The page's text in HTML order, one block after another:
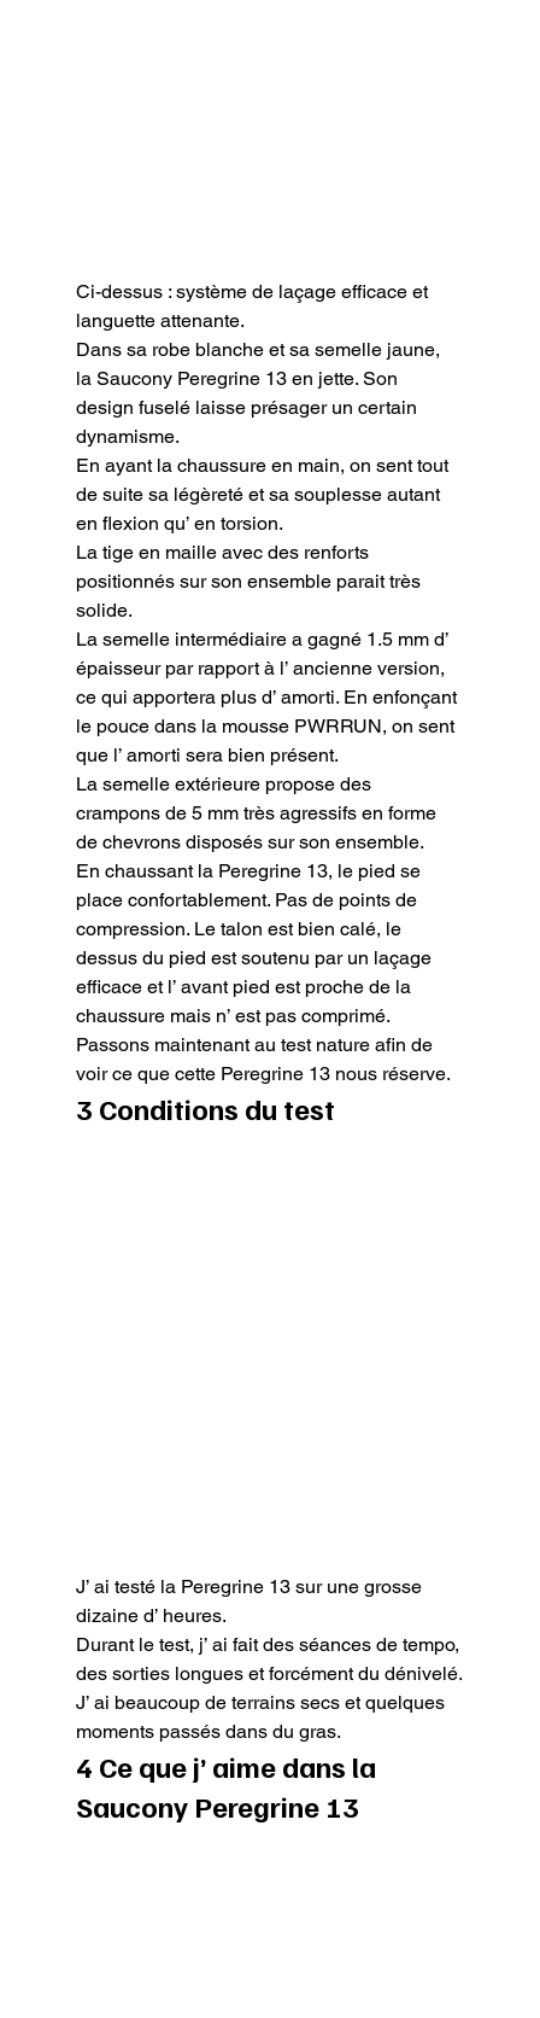
Ci-dessus : système de laçage efficace et
languette attenante.
Dans sa robe blanche et sa semelle jaune,
la Saucony Peregrine 13 en jette. Son
design fuselé laisse présager un certain
dynamisme.
En ayant la chaussure en main, on sent tout
de suite sa légèreté et sa souplesse autant
en flexion qu’ en torsion.
La tige en maille avec des renforts
positionnés sur son ensemble parait très
solide.
La semelle intermédiaire a gagné 1.5 mm d’
épaisseur par rapport à l’ ancienne version,
ce qui apportera plus d’ amorti. En enfonçant
le pouce dans la mousse PWRRUN, on sent
que l’ amorti sera bien présent.
La semelle extérieure propose des
crampons de 5 mm très agressifs en forme
de chevrons disposés sur son ensemble.
En chaussant la Peregrine 13, le pied se
place confortablement. Pas de points de
compression. Le talon est bien calé, le
dessus du pied est soutenu par un laçage
efficace et l’ avant pied est proche de la
chaussure mais n’ est pas comprimé.
Passons maintenant au test nature afin de
voir ce que cette Peregrine 13 nous réserve.
3 Conditions du test
J’ ai testé la Peregrine 13 sur une grosse
dizaine d’ heures.
Durant le test, j’ ai fait des séances de tempo,
des sorties longues et forcément du dénivelé.
J’ ai beaucoup de terrains secs et quelques
moments passés dans du gras.
4 Ce que j’ aime dans la
Saucony Peregrine 13